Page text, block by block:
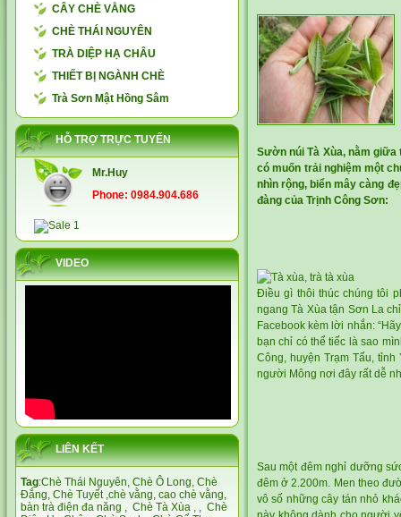
CÂY CHÈ VẰNG
CHÈ THÁI NGUYÊN
TRÀ DIỆP HẠ CHÂU
THIẾT BỊ NGÀNH CHÈ
Trà Sơn Mật Hồng Sâm
HỖ TRỢ TRỰC TUYẾN
Mr.Huy
Phone: 0984.904.686
VIDEO
LIÊN KẾT
Tag:Chè Thái Nguyên, Chè Ô Long, Chè
Đắng, Chè Tuyết,chè vằng, cao chè vằng,
bàn trà điện đa năng , Chè Tà Xùa , , Chè
Sườn núi Tà Xùa, nằm
có muốn trải nghiệm một
nhìn rộng, biển mây càng
đàng của Trịnh Công Sơn:
Điều gì thôi thúc chúng tôi
ngang Tà Xùa tận Sơn La
Facebook kèm lời nhắn:
bạn chỉ có thể tiếc là sao
Công, huyện Trạm Tấu,
người Mông nơi đây rất dễ
Sau một đêm nghỉ dưỡng
đêm ở 2.200m. Men theo
vô số những cây tán nhỏ